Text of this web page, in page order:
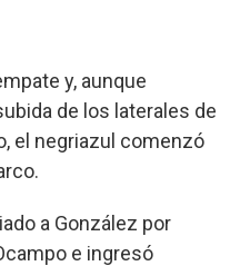
y, aunque
de los laterales de
el negriazul comenzó
a González por
e ingresó